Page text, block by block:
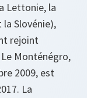
Lettonie, la
la Slovénie),
rejoint
Monténégro,
2009, est
La